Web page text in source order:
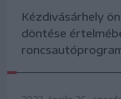
Kézdivásárhely
döntése